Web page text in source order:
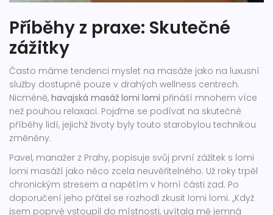
Příběhy z praxe: Skutečné
zážitky
Často máme tendenci myslet na masáže jako na luxusní
služby dostupné pouze v drahých wellness centrech.
Nicméně, havajská masáž lomi lomi přináší mnohem více
než pouhou relaxaci. Pojďme se podívat na skutečné
příběhy lidí, jejichž životy byly touto starobylou technikou
změněny.
Pavel, manažer z Prahy, popisuje svůj první zážitek s lomi
lomi masáží jako něco zcela neuvěřitelného. Už roky trpěl
chronickým stresem a napětím v horní části zad. Po
doporučení jeho přátel se rozhodl zkusit lomi lomi. „Když
jsem poprvé vstoupil do místnosti, uvítala mě jemná